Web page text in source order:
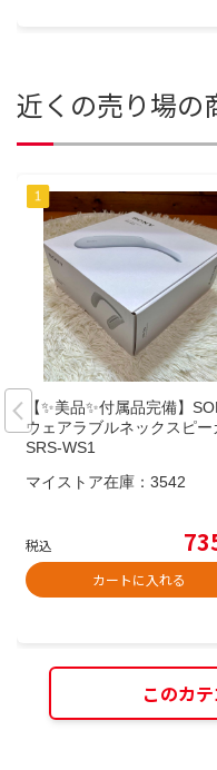
近くの売り場の
【✨美品✨付属品完備】
ウェアラブルネックスピー
SRS-WS1
マイストア在庫： 3542
税込
カートに入れる
このカ